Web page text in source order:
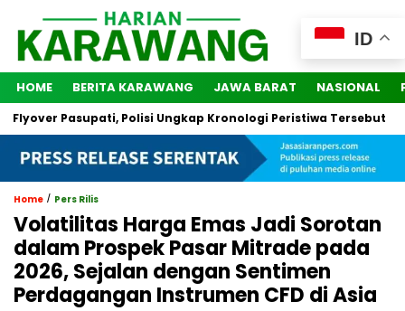
HOME BERITA KARAWANG JAWA BARAT NASIONAL
Pasupati, Polisi Ungkap Kronologi Peristiwa Tersebut
Home / Pers Rilis
Volatilitas Harga Emas Jadi Sorotan
dalam Prospek Pasar Mitrade pada
2026, Sejalan dengan Sentimen
Perdagangan Instrumen CFD di Asia
ID